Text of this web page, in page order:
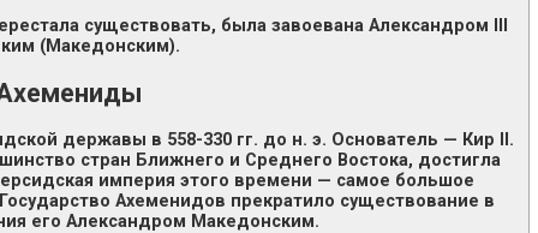
существовать, была завоевана Александром III
(Македонским).
державы в 558-330 гг. до н. э. Основатель — Кир II.
стран Ближнего и Среднего Востока, достигла
империя этого времени — самое большое
Ахеменидов прекратило существование в
его Александром Македонским.